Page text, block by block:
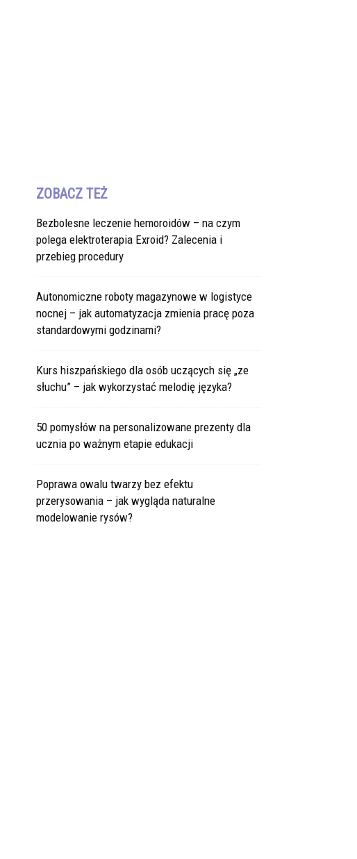
ZOBACZ TEŻ
Bezbolesne leczenie hemoroidów – na czym
polega elektroterapia Exroid? Zalecenia i
przebieg procedury
Autonomiczne roboty magazynowe w logistyce
nocnej – jak automatyzacja zmienia pracę poza
standardowymi godzinami?
Kurs hiszpańskiego dla osób uczących się „ze
słuchu” – jak wykorzystać melodię języka?
50 pomysłów na personalizowane prezenty dla
ucznia po ważnym etapie edukacji
Poprawa owalu twarzy bez efektu
przerysowania – jak wygląda naturalne
modelowanie rysów?